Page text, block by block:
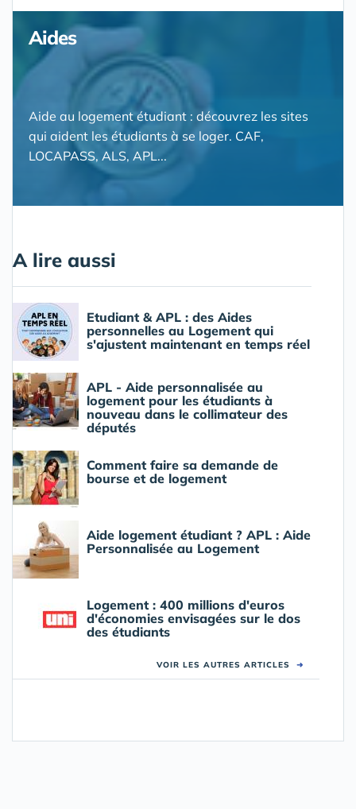
Aides
Aide au logement étudiant : découvrez les sites
qui aident les étudiants à se loger. CAF,
LOCAPASS, ALS, APL...
A lire aussi
Etudiant & APL : des Aides
personnelles au Logement qui
s'ajustent maintenant en temps réel
APL - Aide personnalisée au
logement pour les étudiants à
nouveau dans le collimateur des
députés
Comment faire sa demande de
bourse et de logement
Aide logement étudiant ? APL : Aide
Personnalisée au Logement
Logement : 400 millions d'euros
d'économies envisagées sur le dos
des étudiants
VOIR LES AUTRES ARTICLES ➜